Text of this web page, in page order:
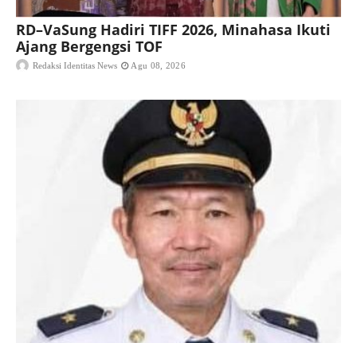
RD–VaSung Hadiri TIFF 2026, Minahasa Ikuti
Ajang Bergengsi TOF
Redaksi Identitas News Agu 08, 2026